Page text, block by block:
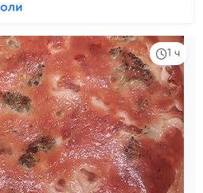
1 ч